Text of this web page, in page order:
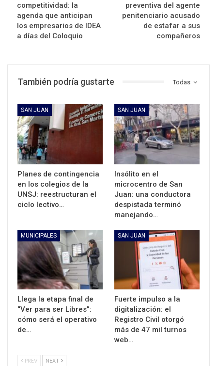
competitividad: la
agenda que anticipan
los empresarios de IDEA
a días del Coloquio
preventiva del agente
penitenciario acusado
de estafar a sus
compañeros
Todas
También podría gustarte
SAN JUAN
Planes de contingencia
en los colegios de la
UNSJ: reestructuran el
ciclo lectivo…
SAN JUAN
Insólito en el
microcentro de San
Juan: una conductora
despistada terminó
manejando…
MUNICIPALES
Llega la etapa final de
“Ver para ser Libres”:
cómo será el operativo
de…
SAN JUAN
Fuerte impulso a la
digitalización: el
Registro Civil otorgó
más de 47 mil turnos
web…
PREV NEXT